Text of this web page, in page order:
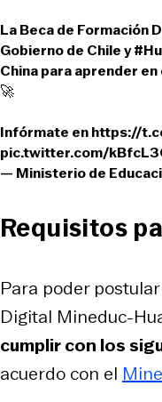
La Beca de Formación
Gobierno de Chile y
China para aprender
🚀
Infórmate enhttps://
pic.twitter.com/
— Ministerio de
Requisitos
Para poder
Digital Mineduc-
cumplir con los
acuerdo con el